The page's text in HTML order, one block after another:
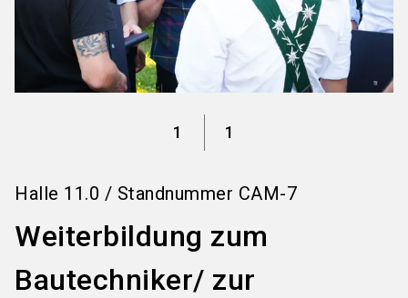
1 1
Halle 11.0 / Standnummer CAM-7
Weiterbildung zum
Bautechniker/ zur